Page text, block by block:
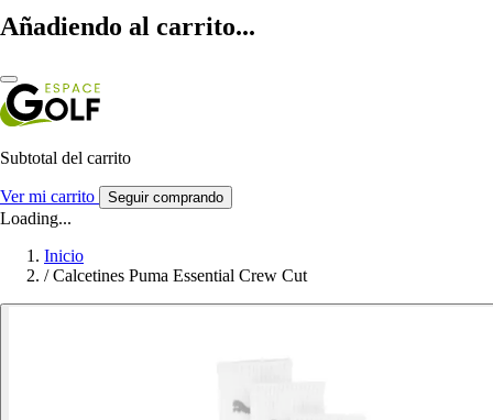
Añadiendo al carrito...
Subtotal del carrito
Ver mi carrito Seguir comprando
Loading...
Inicio
/ Calcetines Puma Essential Crew Cut